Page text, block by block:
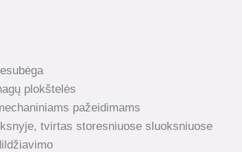
plokštelės
pažeidimams
tvirtas storesniuose sluoksniuose